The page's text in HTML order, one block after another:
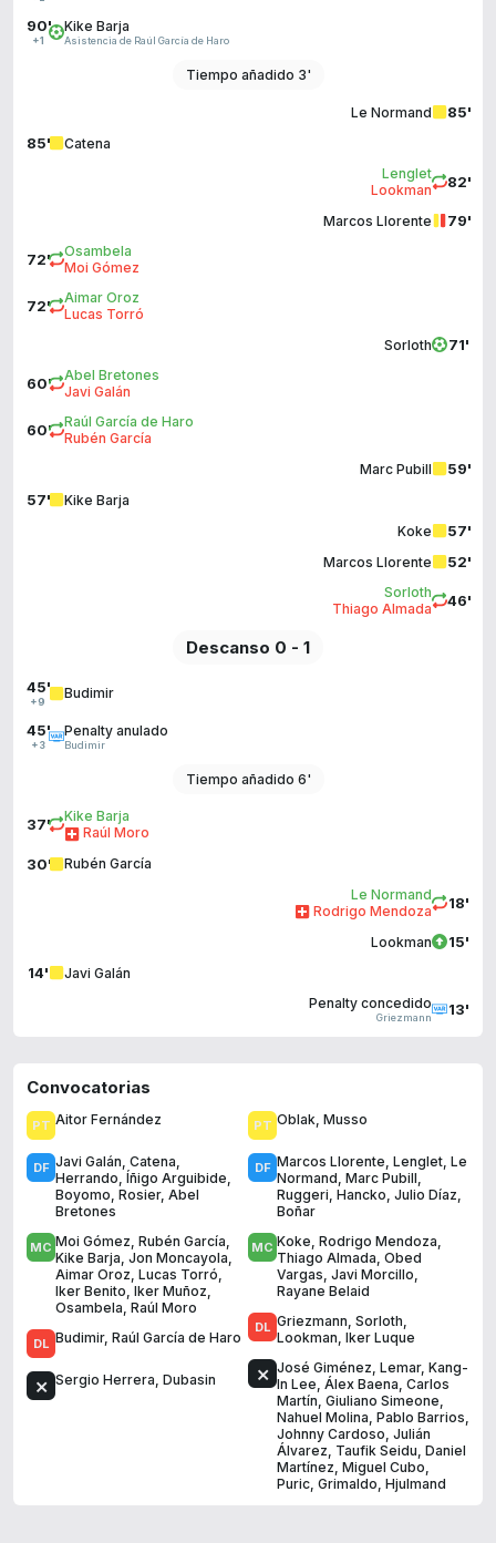
90'
+1
Kike Barja
Asistencia de Raúl García de Haro
Tiempo añadido 3'
85'
Le Normand
85' Catena
82'
Lenglet
Lookman
79'
Marcos Llorente
72'
Osambela
Moi Gómez
72'
Aimar Oroz
Lucas Torró
71'
Sorloth
60'
Abel Bretones
Javi Galán
60'
Raúl García de Haro
Rubén García
59'
Marc Pubill
57' Kike Barja
57'
Koke
52'
Marcos Llorente
46'
Sorloth
Thiago Almada
Descanso 0 - 1
45'
+9
Budimir
45'
+3
Penalty anulado
Budimir
Tiempo añadido 6'
37'
Kike Barja
Raúl Moro
30' Rubén García
18'
Le Normand
Rodrigo Mendoza
15'
Lookman
14' Javi Galán
13'
Penalty concedido
Griezmann
Convocatorias
Aitor Fernández
Javi Galán, Catena,
Herrando, Íñigo Arguibide,
Boyomo, Rosier, Abel
Bretones
Moi Gómez, Rubén García,
Kike Barja, Jon Moncayola,
Aimar Oroz, Lucas Torró,
Iker Benito, Iker Muñoz,
Osambela, Raúl Moro
Budimir, Raúl García de Haro
Sergio Herrera, Dubasin
Oblak, Musso
Marcos Llorente, Lenglet, Le
Normand, Marc Pubill,
Ruggeri, Hancko, Julio Díaz,
Boñar
Koke, Rodrigo Mendoza,
Thiago Almada, Obed
Vargas, Javi Morcillo,
Rayane Belaid
Griezmann, Sorloth,
Lookman, Iker Luque
José Giménez, Lemar, Kang-
In Lee, Álex Baena, Carlos
Martín, Giuliano Simeone,
Nahuel Molina, Pablo Barrios,
Johnny Cardoso, Julián
Álvarez, Taufik Seidu, Daniel
Martínez, Miguel Cubo,
Puric, Grimaldo, Hjulmand